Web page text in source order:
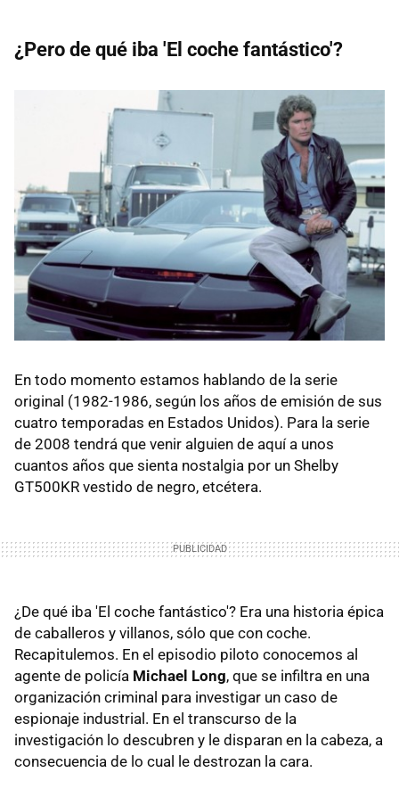
¿Pero de qué iba 'El coche fantástico'?
En todo momento estamos hablando de la serie
original (1982-1986, según los años de emisión de sus
cuatro temporadas en Estados Unidos). Para la serie
de 2008 tendrá que venir alguien de aquí a unos
cuantos años que sienta nostalgia por un Shelby
GT500KR vestido de negro, etcétera.
¿De qué iba 'El coche fantástico'? Era una historia épica
de caballeros y villanos, sólo que con coche.
Recapitulemos. En el episodio piloto conocemos al
agente de policía Michael Long, que se infiltra en una
organización criminal para investigar un caso de
espionaje industrial. En el transcurso de la
investigación lo descubren y le disparan en la cabeza, a
consecuencia de lo cual le destrozan la cara.